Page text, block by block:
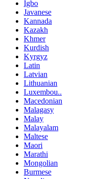
Igbo
Javanese
Kannada
Kazakh
Khmer
Kurdish
Kyrgyz
Latin
Latvian
Lithuanian
Luxembou..
Macedonian
Malagasy
Malay
Malayalam
Maltese
Maori
Marathi
Mongolian
Burmese